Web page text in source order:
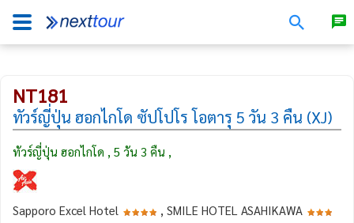
NT181
ทัวร์ญี่ปุ่น ฮอกไกโด ซัปโปโร โอตารุ 5 วัน 3 คืน (XJ)
ทัวร์ญี่ปุ่น ฮอกไกโด , 5 วัน 3 คืน ,
Sapporo Excel Hotel , SMILE HOTEL ASAHIKAWA